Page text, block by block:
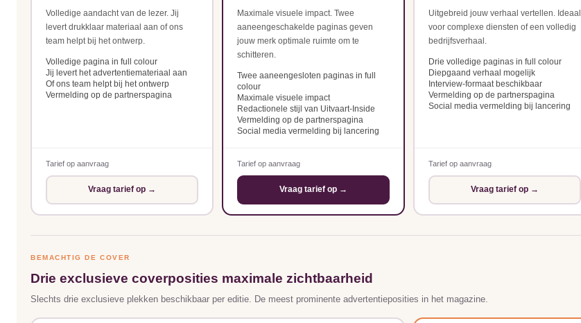
Volledige aandacht van de lezer. Jij
levert drukklaar materiaal aan of ons
team helpt bij het ontwerp.
Volledige pagina in full colour
Jij levert het advertentiemateriaal aan
Of ons team helpt bij het ontwerp
Vermelding op de partnerspagina
Tarief op aanvraag
Vraag tarief op →
Maximale visuele impact. Twee
aaneengeschakelde paginas geven
jouw merk optimale ruimte om te
schitteren.
Twee aaneengesloten paginas in full
colour
Maximale visuele impact
Redactionele stijl van Uitvaart-Inside
Vermelding op de partnerspagina
Social media vermelding bij lancering
Tarief op aanvraag
Vraag tarief op →
Uitgebreid jouw verhaal vertellen. Ideaal
voor complexe diensten of een volledig
bedrijfsverhaal.
Drie volledige paginas in full colour
Diepgaand verhaal mogelijk
Interview-formaat beschikbaar
Vermelding op de partnerspagina
Social media vermelding bij lancering
Tarief op aanvraag
Vraag tarief op →
BEMACHTIG DE COVER
Drie exclusieve coverposities maximale zichtbaarheid
Slechts drie exclusieve plekken beschikbaar per editie. De meest prominente advertentieposities in het magazine.